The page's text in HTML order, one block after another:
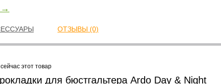
→
ОТЗЫВЫ (0)
этот товар
для бюстгальтера Ardo Day & Night